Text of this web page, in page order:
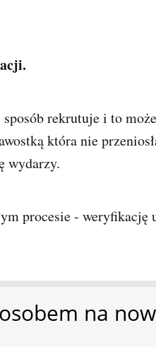
rekrutuje i to
która nie
wydarzy.
procesie - weryfikację
na